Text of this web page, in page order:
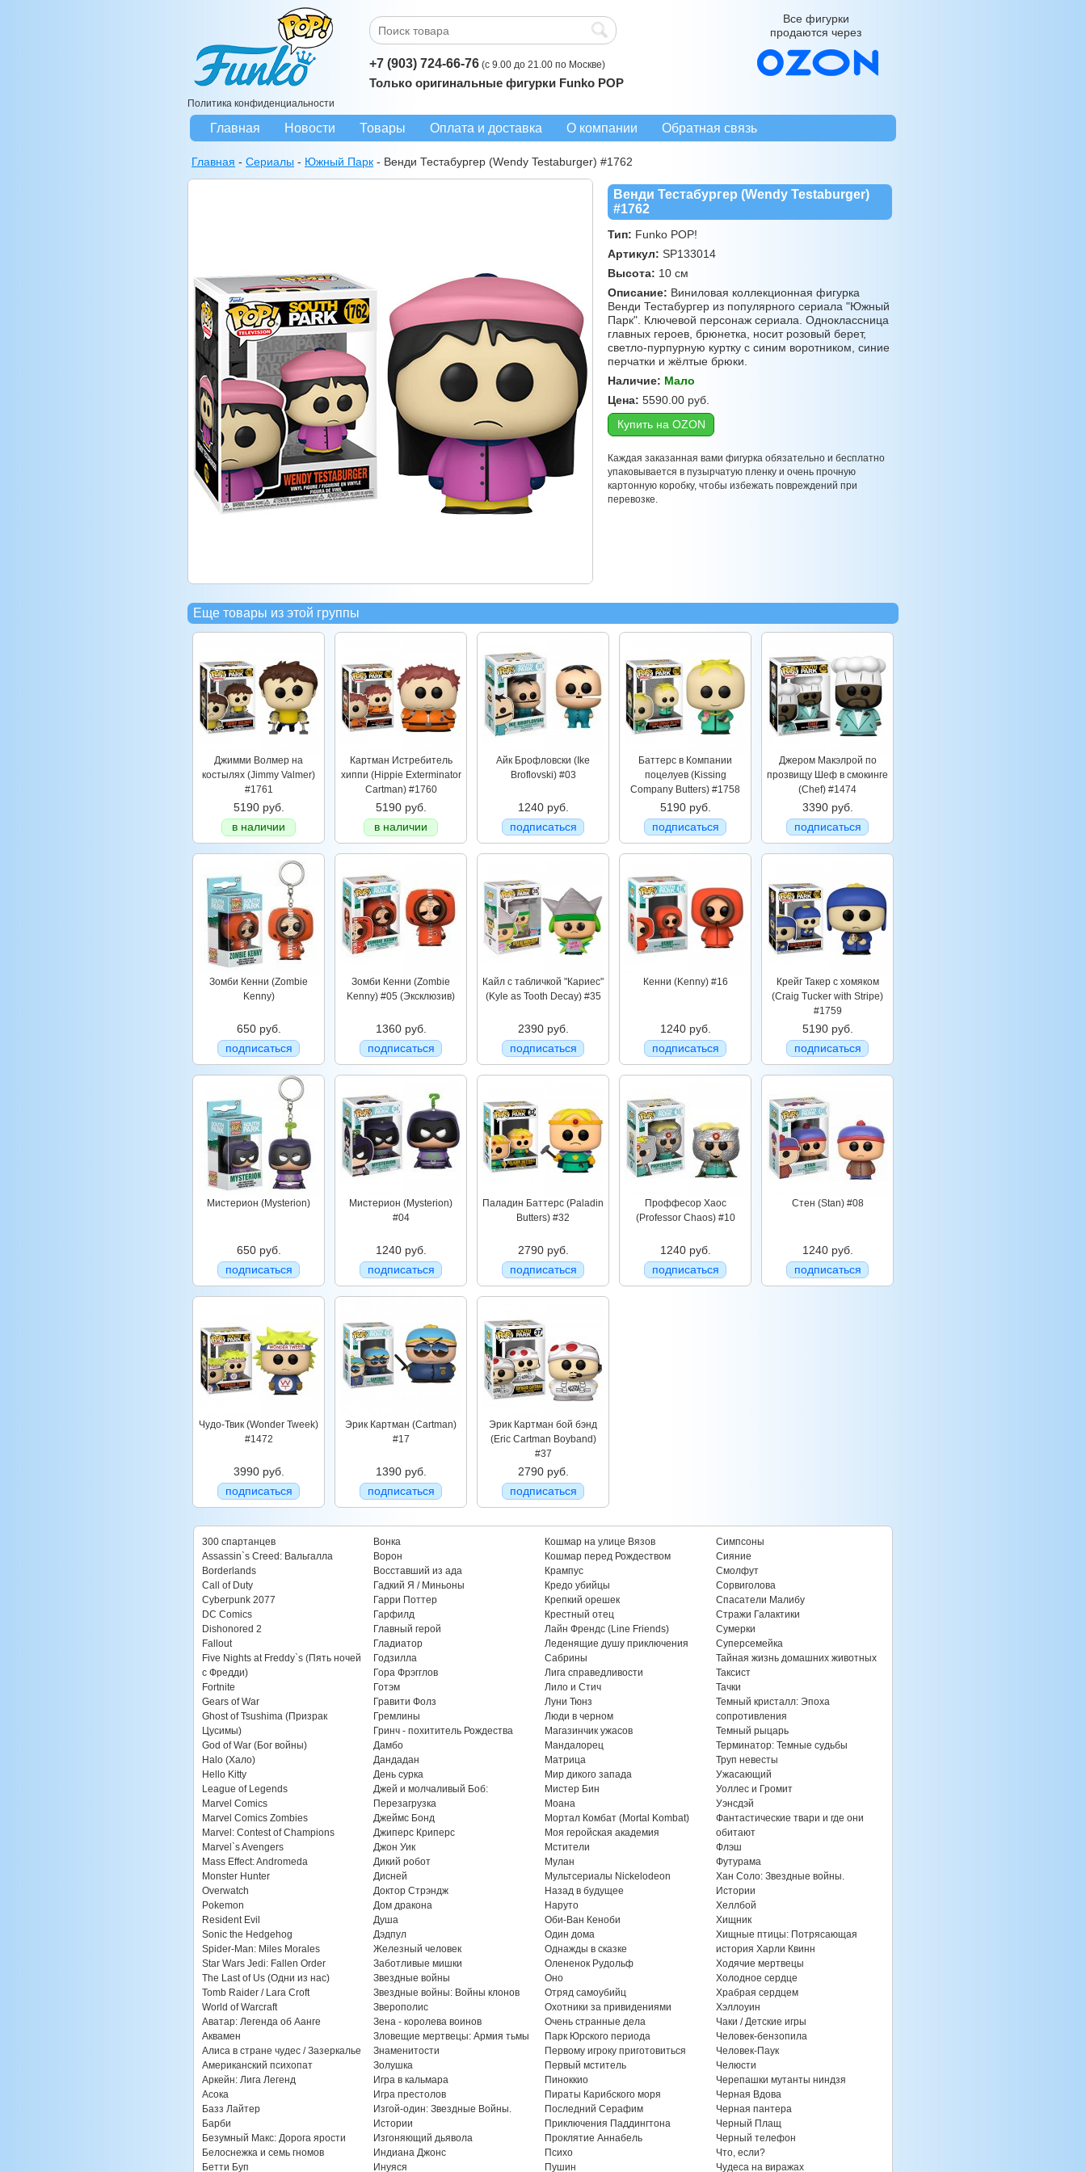
Политика конфиденциальности
Все фигурки
продаются через
+7 (903) 724-66-76 (с 9.00 до 21.00 по Москве)
Только оригинальные фигурки Funko POP
Главная Новости Товары Оплата и доставка О компании Обратная связь
Главная - Сериалы - Южный Парк - Венди Тестабургер (Wendy Testaburger) #1762
Венди Тестабургер (Wendy Testaburger)
#1762
Тип: Funko POP!
Артикул: SP133014
Высота: 10 см
Описание: Виниловая коллекционная фигурка
Венди Тестабургер из популярного сериала "Южный
Парк". Ключевой персонаж сериала. Одноклассница
главных героев, брюнетка, носит розовый берет,
светло-пурпурную куртку с синим воротником, синие
перчатки и жёлтые брюки.
Наличие: Мало
Цена: 5590.00 руб.
Купить на OZON
Каждая заказанная вами фигурка обязательно и бесплатно
упаковывается в пузырчатую пленку и очень прочную
картонную коробку, чтобы избежать повреждений при
перевозке.
Еще товары из этой группы
Джимми Волмер на
костылях (Jimmy Valmer)
#1761
5190 руб.
в наличии
Картман Истребитель
хиппи (Hippie Exterminator
Cartman) #1760
5190 руб.
в наличии
Айк Брофловски (Ike
Broflovski) #03
1240 руб.
подписаться
Баттерс в Компании
поцелуев (Kissing
Company Butters) #1758
5190 руб.
подписаться
Джером Макэлрой по
прозвищу Шеф в смокинге
(Chef) #1474
3390 руб.
подписаться
Зомби Кенни (Zombie
Kenny)
650 руб.
подписаться
Зомби Кенни (Zombie
Kenny) #05 (Эксклюзив)
1360 руб.
подписаться
Кайл с табличкой "Кариес"
(Kyle as Tooth Decay) #35
2390 руб.
подписаться
Кенни (Kenny) #16
1240 руб.
подписаться
Крейг Такер с хомяком
(Craig Tucker with Stripe)
#1759
5190 руб.
подписаться
Мистерион (Mysterion)
650 руб.
подписаться
Мистерион (Mysterion)
#04
1240 руб.
подписаться
Паладин Баттерс (Paladin
Butters) #32
2790 руб.
подписаться
Проффесор Хаос
(Professor Chaos) #10
1240 руб.
подписаться
Стен (Stan) #08
1240 руб.
подписаться
Чудо-Твик (Wonder Tweek)
#1472
3990 руб.
подписаться
Эрик Картман (Cartman)
#17
1390 руб.
подписаться
Эрик Картман бой бэнд
(Eric Cartman Boyband)
#37
2790 руб.
подписаться
300 спартанцев
Assassin`s Creed: Вальгалла
Borderlands
Call of Duty
Cyberpunk 2077
DC Comics
Dishonored 2
Fallout
Five Nights at Freddy`s (Пять ночей
с Фредди)
Fortnite
Gears of War
Ghost of Tsushima (Призрак
Цусимы)
God of War (Бог войны)
Halo (Хало)
Hello Kitty
League of Legends
Marvel Comics
Marvel Comics Zombies
Marvel: Contest of Champions
Marvel`s Avengers
Mass Effect: Andromeda
Monster Hunter
Overwatch
Pokemon
Resident Evil
Sonic the Hedgehog
Spider-Man: Miles Morales
Star Wars Jedi: Fallen Order
The Last of Us (Одни из нас)
Tomb Raider / Lara Croft
World of Warcraft
Аватар: Легенда об Аанге
Аквамен
Алиса в стране чудес / Зазеркалье
Американский психопат
Аркейн: Лига Легенд
Асока
Базз Лайтер
Барби
Безумный Макс: Дорога ярости
Белоснежка и семь гномов
Бетти Буп
Вонка
Ворон
Восставший из ада
Гадкий Я / Миньоны
Гарри Поттер
Гарфилд
Главный герой
Гладиатор
Годзилла
Гора Фрэгглов
Готэм
Гравити Фолз
Гремлины
Гринч - похититель Рождества
Дамбо
Дандадан
День сурка
Джей и молчаливый Боб:
Перезагрузка
Джеймс Бонд
Джиперс Криперс
Джон Уик
Дикий робот
Дисней
Доктор Стрэндж
Дом дракона
Душа
Дэдпул
Железный человек
Заботливые мишки
Звездные войны
Звездные войны: Войны клонов
Зверополис
Зена - королева воинов
Зловещие мертвецы: Армия тьмы
Знаменитости
Золушка
Игра в кальмара
Игра престолов
Изгой-один: Звездные Войны.
Истории
Изгоняющий дьявола
Индиана Джонс
Инуяся
Кошмар на улице Вязов
Кошмар перед Рождеством
Крампус
Кредо убийцы
Крепкий орешек
Крестный отец
Лайн Френдс (Line Friends)
Леденящие душу приключения
Сабрины
Лига справедливости
Лило и Стич
Луни Тюнз
Люди в черном
Магазинчик ужасов
Мандалорец
Матрица
Мир дикого запада
Мистер Бин
Моана
Мортал Комбат (Mortal Kombat)
Моя геройская академия
Мстители
Мулан
Мультсериалы Nickelodeon
Назад в будущее
Наруто
Оби-Ван Кеноби
Один дома
Однажды в сказке
Олененок Рудольф
Оно
Отряд самоубийц
Охотники за привидениями
Очень странные дела
Парк Юрского периода
Первому игроку приготовиться
Первый мститель
Пиноккио
Пираты Карибского моря
Последний Серафим
Приключения Паддингтона
Проклятие Аннабель
Психо
Пушин
Симпсоны
Сияние
Смолфут
Сорвиголова
Спасатели Малибу
Стражи Галактики
Сумерки
Суперсемейка
Тайная жизнь домашних животных
Таксист
Тачки
Темный кристалл: Эпоха
сопротивления
Темный рыцарь
Терминатор: Темные судьбы
Труп невесты
Ужасающий
Уоллес и Громит
Уэнсдэй
Фантастические твари и где они
обитают
Флэш
Футурама
Хан Соло: Звездные войны.
Истории
Хеллбой
Хищник
Хищные птицы: Потрясающая
история Харли Квинн
Ходячие мертвецы
Холодное сердце
Храбрая сердцем
Хэллоуин
Чаки / Детские игры
Человек-бензопила
Человек-Паук
Челюсти
Черепашки мутанты ниндзя
Черная Вдова
Черная пантера
Черный Плащ
Черный телефон
Что, если?
Чудеса на виражах